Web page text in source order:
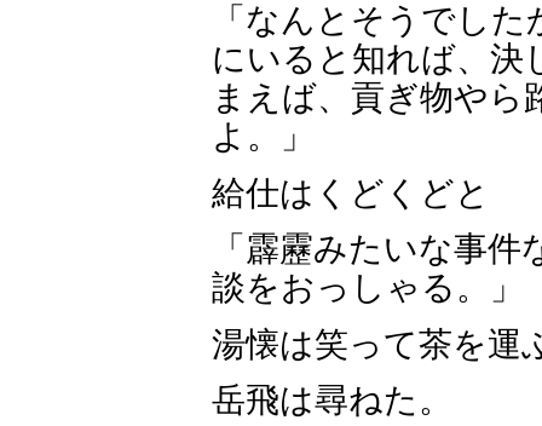
「なんとそうでし
にいると知れば、決
まえば、貢ぎ物やら
よ。」
給仕はくどくどと
「霹靂みたいな事
談をおっしゃる。」
湯懐は笑って茶を運
岳飛は尋ねた。